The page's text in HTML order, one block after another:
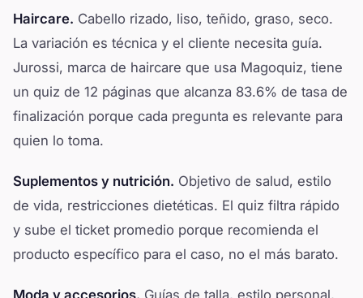
Haircare. Cabello rizado, liso, teñido, graso, seco.
La variación es técnica y el cliente necesita guía.
Jurossi, marca de haircare que usa Magoquiz, tiene
un quiz de 12 páginas que alcanza 83.6% de tasa de
finalización porque cada pregunta es relevante para
quien lo toma.
Suplementos y nutrición. Objetivo de salud, estilo
de vida, restricciones dietéticas. El quiz filtra rápido
y sube el ticket promedio porque recomienda el
producto específico para el caso, no el más barato.